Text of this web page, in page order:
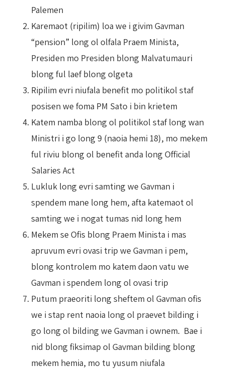
Palemen
Karemaot (ripilim) loa we i givim Gavman
“pension” long ol olfala Praem Minista,
Presiden mo Presiden blong Malvatumauri
blong ful laef blong olgeta
Ripilim evri niufala benefit mo politikol staf
posisen we foma PM Sato i bin krietem
Katem namba blong ol politikol staf long wan
Ministri i go long 9 (naoia hemi 18), mo mekem
ful riviu blong ol benefit anda long Official
Salaries Act
Lukluk long evri samting we Gavman i
spendem mane long hem, afta katemaot ol
samting we i nogat tumas nid long hem
Mekem se Ofis blong Praem Minista i mas
apruvum evri ovasi trip we Gavman i pem,
blong kontrolem mo katem daon vatu we
Gavman i spendem long ol ovasi trip
Putum praeoriti long sheftem ol Gavman ofis
we i stap rent naoia long ol praevet bilding i
go long ol bilding we Gavman i ownem. Bae i
nid blong fiksimap ol Gavman bilding blong
mekem hemia, mo tu yusum niufala